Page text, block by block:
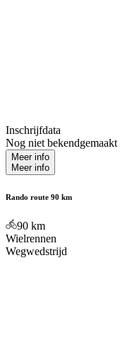
Inschrijfdata
Nog niet bekendgemaakt
Meer info
Meer info
Rando route 90 km
90 km
Wielrennen
Wegwedstrijd